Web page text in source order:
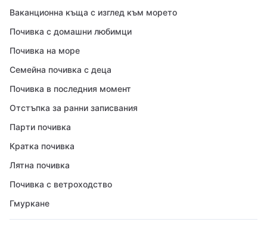
Ваканционна къща с изглед към морето
Почивка с домашни любимци
Почивка на море
Семейна почивка с деца
Почивка в последния момент
Отстъпка за ранни записвания
Парти почивка
Кратка почивка
Лятна почивка
Почивка с ветроходство
Гмуркане